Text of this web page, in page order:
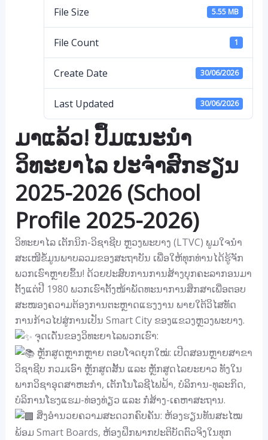
File Size 5.55 MB
File Count 1
Create Date 30/06/2026
Last Updated 30/06/2026
ມາແລ້ວ! ປຶ້ມແນະນຳ
ວິທະຍາໄລ ປະຈຳສົກຮຽນ
2025-2026 (School
Profile 2025-2026)
ວິທະຍາໄລ ເຕັກນິກ-ວິຊາຊີບ ຫຼວງພະບາງ (LTVC) ພູມໃຈນຳ
ສະເໜີຂໍ້ມູນພາບລວມຂອງສະຖາບັນ ເພື່ອໃຫ້ທຸກທ່ານໄດ້ຮູ້ຈັກ
ພວກເຮົາຫຼາຍຂຶ້ນ! ດ້ວຍປະສົບການການສ້າງບຸກຄະລາກອນມາ
ຕັ້ງແຕ່ປີ 1980 ພວກເຮົາຕັ້ງໜ້າພັດທະນາການສຶກສາເພື່ອຕອບ
ສະໜອງຄວາມຕ້ອງການຕະຫຼາດແຮງງານ ພາຍໃຕ້ວິໄສທັດ
ການກ້າວໄປສູ່ການເປັນ Smart City ຂອງແຂວງຫຼວງພະບາງ.
ຈຸດເດັ່ນຂອງວິທະຍາໄລພວກເຮົາ:
ຫຼັກສູດຫຼາກຫຼາຍ ຕອບໂຈດຍຸກໃໝ່: ເປີດສອນຫຼາຍສາຂາ
ວິຊາຊີບ ກວມເອົາ ຫຼັກສູດສັ້ນ ແລະ ຫຼັກສູດໄລຍະຍາວ ທັງໃນ
ພາກວິຊາອຸດສາຫະກຳ, ເຕັກໂນໂລຊີໄຟຟ້າ, ບໍລິການ-ທຸລະກິດ,
ບໍລິການໂຮງແຮມ-ທ່ອງທ່ຽວ ແລະ ກໍ່ສ້າງ-ເຄຫາສະຖານ.
ສິ່ງອຳນວຍຄວາມສະດວກຄົບຄັນ: ຫ້ອງຮຽນທັນສະໄໝ
ພ້ອມ Smart Boards, ຫ້ອງຝຶກພາກປະຕິບັດຕົວຈິງໃນທຸກ